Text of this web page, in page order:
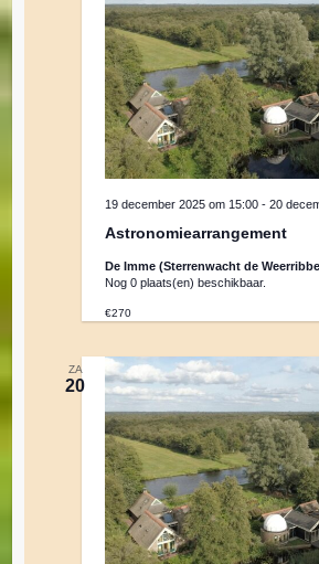
Astronomiearrangement
19 december 2025 om 15:00 -20
De Imme (Sterrenwacht de
Nog 0 plaats(en) beschikbaar.
€270
ZA
20